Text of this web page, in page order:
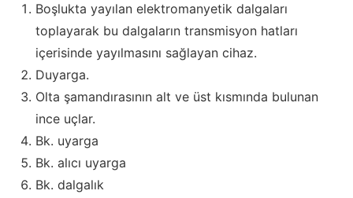
Boşlukta yayılan elektromanyetik dalgaları
toplayarak bu dalgaların transmisyon hatları
içerisinde yayılmasını sağlayan cihaz.
Duyarga.
Olta şamandırasının alt ve üst kısmında bulunan
ince uçlar.
Bk. uyarga
Bk. alıcı uyarga
Bk. dalgalık